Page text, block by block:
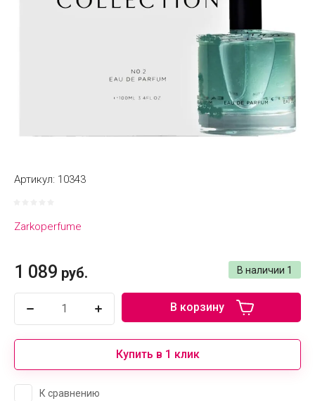
Артикул: 10343
Zarkoperfume
В наличии 1
1 089 руб.
В корзину
Купить в 1 клик
К сравнению